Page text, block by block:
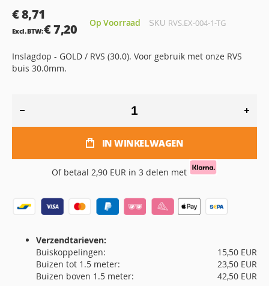
gallerij
€ 8,71
€ 7,20
Op Voorraad SKU RVS.EX-004-1-TG
Inslagdop - GOLD / RVS (30.0). Voor gebruik met onze RVS
buis 30.0mm.
IN WINKELWAGEN
Of betaal 2,90 EUR in 3 delen met
Verzendtarieven:
Buiskoppelingen:
15,50 EUR
Buizen tot 1.5 meter:
23,50 EUR
Buizen boven 1.5 meter:
42,50 EUR